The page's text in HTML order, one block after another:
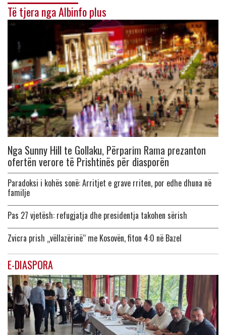
Të tjera nga Albinfo plus
Nga Sunny Hill te Gollaku, Përparim Rama prezanton
ofertën verore të Prishtinës për diasporën
Paradoksi i kohës sonë: Arritjet e grave rriten, por edhe dhuna në
familje
Pas 27 vjetësh: refugjatja dhe presidentja takohen sërish
Zvicra prish „vëllazërinë“ me Kosovën, fiton 4:0 në Bazel
E-DIASPORA